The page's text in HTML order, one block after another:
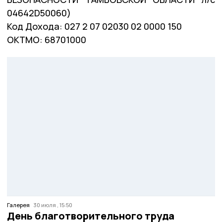
04642D50060)
Код Дохода: 027 2 07 02030 02 0000 150
ОКТМО: 68701000
Галерея 30 июля , 15:50
День благотворительного труда